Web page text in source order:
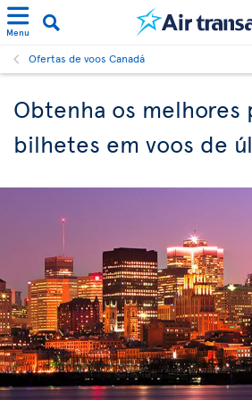
Menu
Ofertas de voos Canadá
Obtenha os melhores
bilhetes em voos de